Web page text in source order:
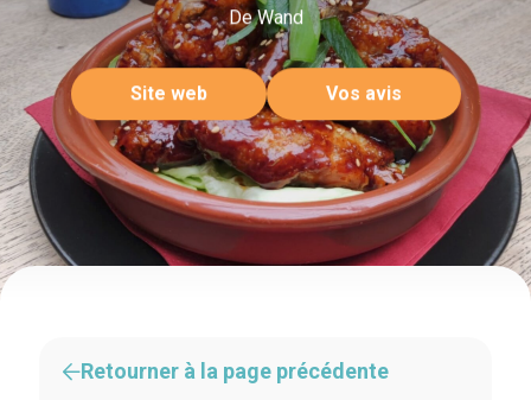
De Wand
Site web Vos avis
Retourner à la page précédente